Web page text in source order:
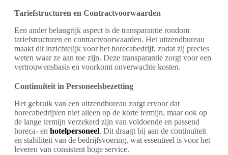
Tariefstructuren en Contractvoorwaarden
Een ander belangrijk aspect is de transparantie rondom
tariefstructuren en contractvoorwaarden. Het uitzendbureau
maakt dit inzichtelijk voor het horecabedrijf, zodat zij precies
weten waar ze aan toe zijn. Deze transparantie zorgt voor een
vertrouwensbasis en voorkomt onverwachte kosten.
Continuïteit in Personeelsbezetting
Het gebruik van een uitzendbureau zorgt ervoor dat
horecabedrijven niet alleen op de korte termijn, maar ook op
de lange termijn verzekerd zijn van voldoende en passend
horeca- en hotelpersoneel. Dit draagt bij aan de continuïteit
en stabiliteit van de bedrijfsvoering, wat essentieel is voor het
leveren van consistent hoge service.